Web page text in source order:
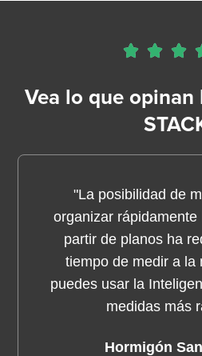
  
Vea lo que opinan
"La posibilidad de
organizar
partir de planos ha
tiempo de medir a la
puedes usar la
medidas más
Hormigón